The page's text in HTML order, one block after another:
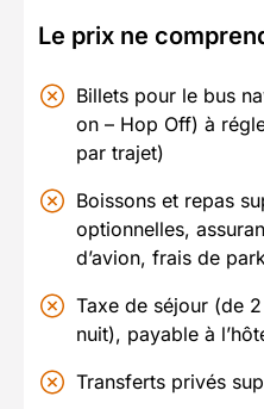
Le prix ne
Billets pour le bus
on – Hop Off) à
par trajet)
Boissons et repas
optionnelles,
d’avion, frais de
Taxe de séjour (de
nuit), payable à
Transferts privés